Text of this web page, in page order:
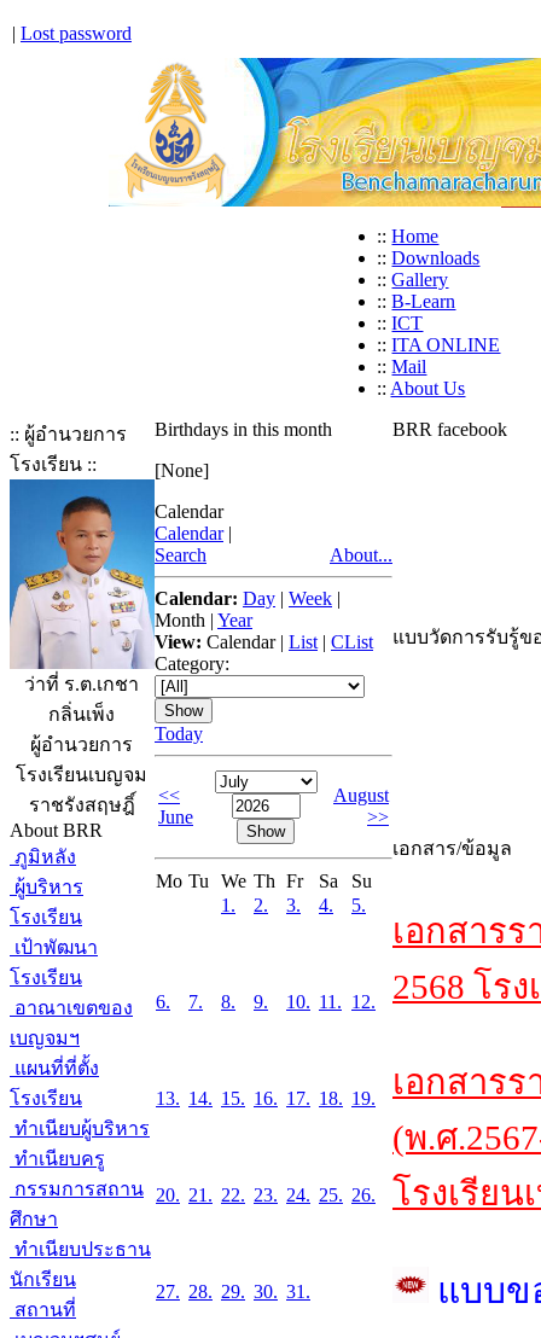
| Lost password
:: Home
:: Downloads
:: Gallery
:: B-Learn
:: ICT
:: ITA ONLINE
:: Mail
:: About Us
:: ผู้อำนวยการ
โรงเรียน ::
ว่าที่ ร.ต.เกชา
กลิ่นเพ็ง
ผู้อำนวยการ
โรงเรียนเบญจม
ราชรังสฤษฎิ์
About BRR
ภูมิหลัง
ผู้บริหาร
โรงเรียน
เป้าพัฒนา
โรงเรียน
อาณาเขตของ
เบญจมฯ
แผนที่ที่ตั้ง
โรงเรียน
ทำเนียบผู้บริหาร
ทำเนียบครู
กรรมการสถาน
ศึกษา
ทำเนียบประธาน
นักเรียน
สถานที่
Birthdays in this month
[None]
Calendar
Calendar |
Search
About...
Calendar: Day | Week |
Month | Year
View: Calendar| List | CList
Category:
Today
<<
June
August
>>
Mo Tu We Th Fr Sa
Su
1.
2. 3. 4. 5.
6. 7. 8. 9. 10. 11. 12.
13. 14. 15. 16. 17. 18. 19.
20. 21. 22. 23. 24. 25. 26.
27. 28. 29. 30. 31.
BRR facebook
แบบวัดการรับรู้ข
เอกสาร/ข้อมูล
เอกสาร
2568 โร
เอกสาร
(พ.ศ
โรงเรีย
แบบข